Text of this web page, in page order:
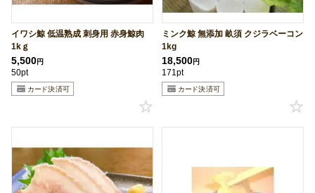
イワシ鯨 低温熟成 刺身用 赤身鯨肉
1kｇ
5,500円
50pt
ミンク鯨 無添加 畝須 クジラベーコン
1kg
18,500円
171pt